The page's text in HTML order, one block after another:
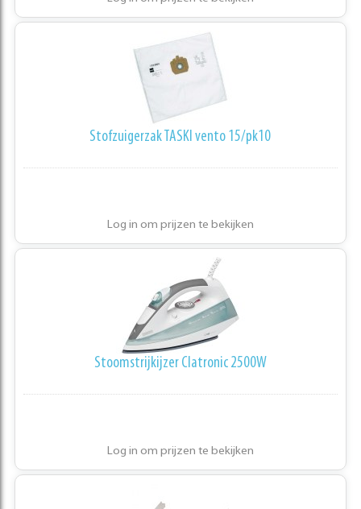
Stofzuigerzak TASKI vento 15/pk10
Log in om prijzen te bekijken
Stoomstrijkijzer Clatronic 2500W
Log in om prijzen te bekijken